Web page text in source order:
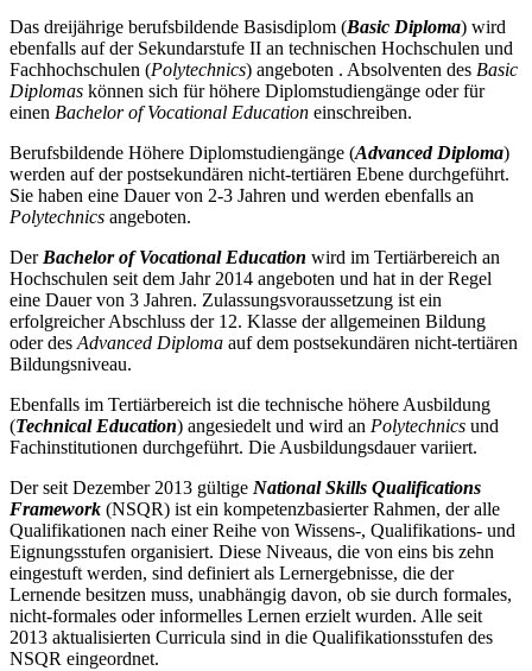
Das dreijährige berufsbildende Basisdiplom (Basic Diploma) wird
ebenfalls auf der Sekundarstufe II an technischen Hochschulen und
Fachhochschulen (Polytechnics) angeboten . Absolventen des Basic
Diplomas können sich für höhere Diplomstudiengänge oder für
einen Bachelor of Vocational Education einschreiben.
Berufsbildende Höhere Diplomstudiengänge (Advanced Diploma)
werden auf der postsekundären nicht-tertiären Ebene durchgeführt.
Sie haben eine Dauer von 2-3 Jahren und werden ebenfalls an
Polytechnics angeboten.
Der Bachelor of Vocational Education wird im Tertiärbereich an
Hochschulen seit dem Jahr 2014 angeboten und hat in der Regel
eine Dauer von 3 Jahren. Zulassungsvoraussetzung ist ein
erfolgreicher Abschluss der 12. Klasse der allgemeinen Bildung
oder des Advanced Diploma auf dem postsekundären nicht-tertiären
Bildungsniveau.
Ebenfalls im Tertiärbereich ist die technische höhere Ausbildung
(Technical Education) angesiedelt und wird an Polytechnics und
Fachinstitutionen durchgeführt. Die Ausbildungsdauer variiert.
Der seit Dezember 2013 gültige National Skills Qualifications
Framework (NSQR) ist ein kompetenzbasierter Rahmen, der alle
Qualifikationen nach einer Reihe von Wissens-, Qualifikations- und
Eignungsstufen organisiert. Diese Niveaus, die von eins bis zehn
eingestuft werden, sind definiert als Lernergebnisse, die der
Lernende besitzen muss, unabhängig davon, ob sie durch formales,
nicht-formales oder informelles Lernen erzielt wurden. Alle seit
2013 aktualisierten Curricula sind in die Qualifikationsstufen des
NSQR eingeordnet.